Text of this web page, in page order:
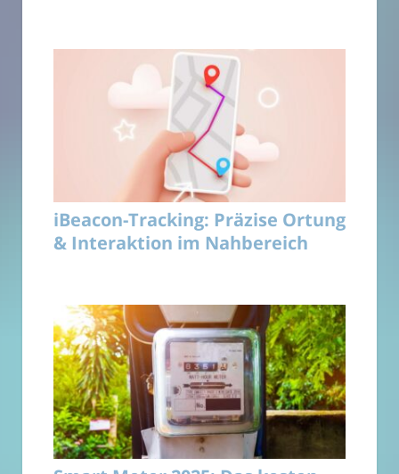
iBeacon-Tracking: Präzise Ortung
& Interaktion im Nahbereich